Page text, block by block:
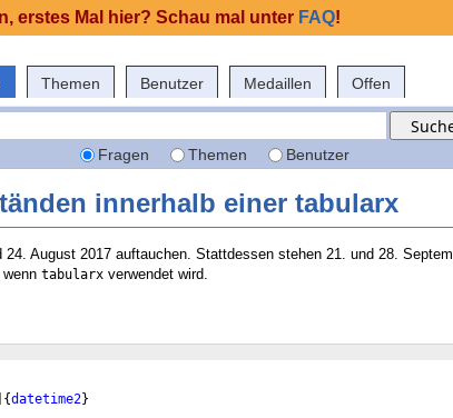
Themen Benutzer Medaillen Offen
Fragen Themen Benutzer
innerhalb einer tabularx
24. August 2017 auftauchen. Stattdessen stehen 21. und 28.
tabularx verwendet wird.
{datetime2}
erstes Mal hier? Schau mal unter FAQ!